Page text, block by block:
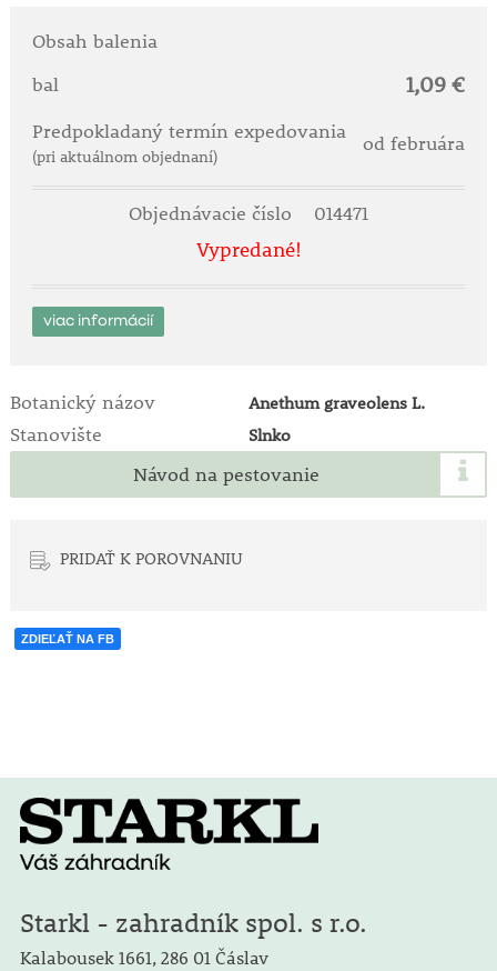
Obsah balenia
bal
1,09 €
Predpokladaný termín expedovania
(pri aktuálnom objednaní)
od februára
Objednávacie číslo 014471
Vypredané!
viac informácií
Botanický názov Anethum graveolens L.
Stanovište Slnko
Návod na pestovanie
PRIDAŤ K POROVNANIU
ZDIEĽAŤ NA FB
Starkl - zahradník spol. s r.o.
Kalabousek 1661, 286 01 Čáslav